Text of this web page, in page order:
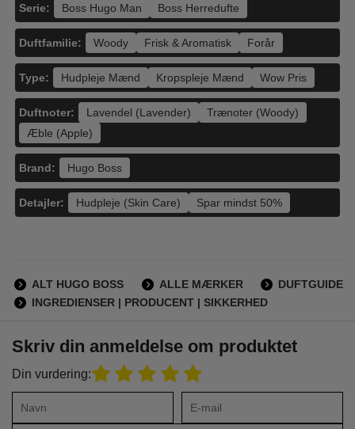
Serie: Boss Hugo Man Boss Herredufte
Type: Hudpleje Mænd Kropspleje Mænd Wow Pris
Duftfamilie: Woody Frisk & Aromatisk Forår
Duftnoter: Lavendel (Lavender)
Trænoter (Woody)
Æble (Apple)
Brand: Hugo Boss
Detajler: Hudpleje (Skin Care) Spar mindst 50%
ALT HUGO BOSS ALLE MÆRKER
DUFTGUIDE
INGREDIENSER | PRODUCENT | SIKKERHED
Skriv din anmeldelse om produktet
Din vurdering: